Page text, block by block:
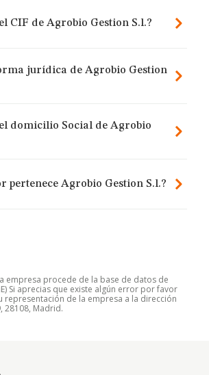
CIF de Agrobio Gestion S.l.?
jurídica de Agrobio Gestion
domicilio Social de Agrobio
pertenece Agrobio Gestion S.l.?
empresa procede de la base de datos de
Si aprecias que existe algún error por favor
representación de la empresa a la dirección
28108, Madrid.